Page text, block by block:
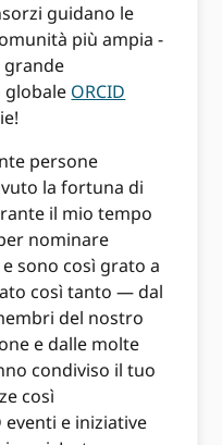
guidano le
più ampia -
grande
ORCID
persone
la fortuna di
il mio tempo
nominare
sono così grato a
così tanto — dal
del nostro
e dalle molte
condiviso il tuo
così
eventi e iniziative